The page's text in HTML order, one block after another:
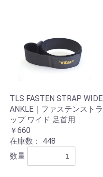
TLS FASTEN STRAP WIDE
ANKLE｜ファステンストラ
ップ ワイド 足首用
￥660
在庫数： 448
数量